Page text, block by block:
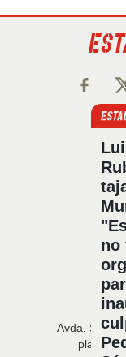
Avda. San
planta 5
no